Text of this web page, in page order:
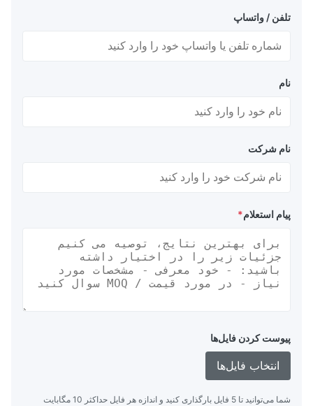
تلفن / واتساپ
نام شرکت
پیام استعلام*
پیوست کردن فایل‌ها
انتخاب فایل‌ها
شما می‌توانید تا 5 فایل بارگذاری کنید و اندازه هر فایل حداکثر 10 مگابایت